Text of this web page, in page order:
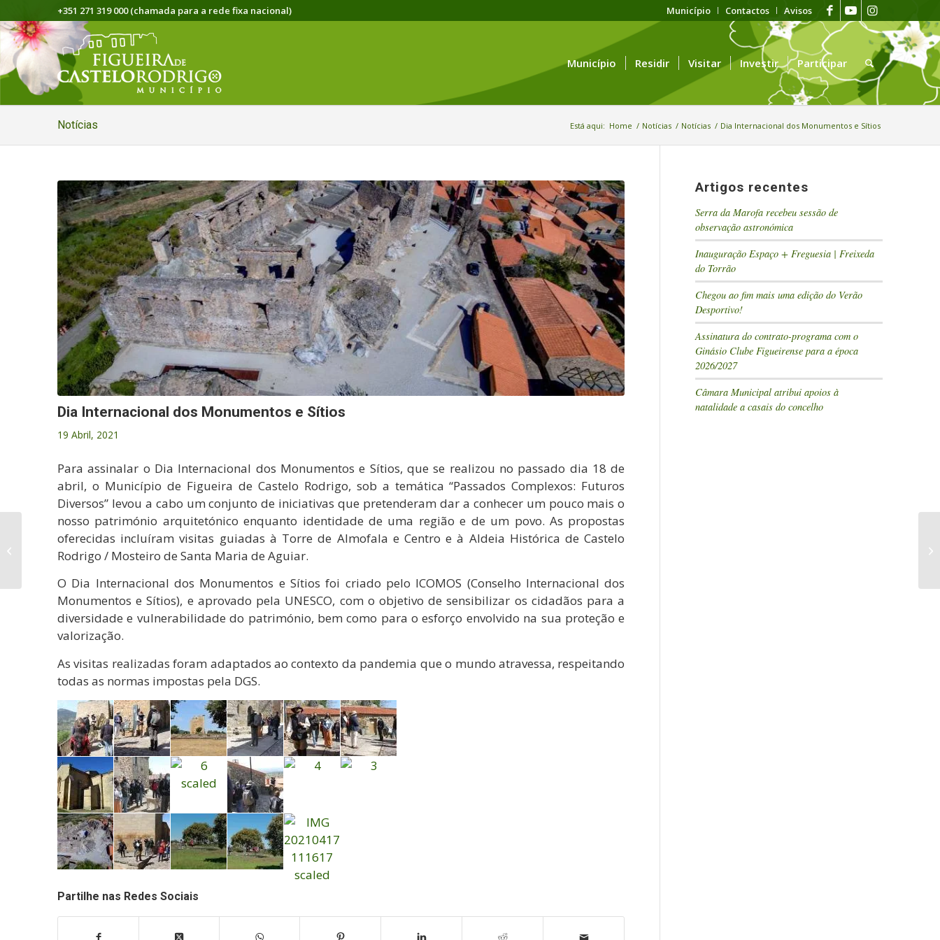
Município Contactos Avisos
+351 271 319 000 (chamada para a rede fixa nacional)
Município Residir Visitar Investir Participar
Notícias Está aqui: Home / Notícias / Notícias / Dia Internacional dos Monumentos e Sítios
Dia Internacional dos Monumentos e Sítios
19 Abril, 2021
Para assinalar o Dia Internacional dos Monumentos e Sítios, que se realizou no passado dia 18 de
abril, o Município de Figueira de Castelo Rodrigo, sob a temática “Passados Complexos: Futuros
Diversos” levou a cabo um conjunto de iniciativas que pretenderam dar a conhecer um pouco mais o
nosso património arquitetónico enquanto identidade de uma região e de um povo. As propostas
oferecidas incluíram visitas guiadas à Torre de Almofala e Centro e à Aldeia Histórica de Castelo
Rodrigo / Mosteiro de Santa Maria de Aguiar.
O Dia Internacional dos Monumentos e Sítios foi criado pelo ICOMOS (Conselho Internacional dos
Monumentos e Sítios), e aprovado pela UNESCO, com o objetivo de sensibilizar os cidadãos para a
diversidade e vulnerabilidade do património, bem como para o esforço envolvido na sua proteção e
valorização.
As visitas realizadas foram adaptados ao contexto da pandemia que o mundo atravessa, respeitando
todas as normas impostas pela DGS.
Partilhe nas Redes Sociais
Artigos recentes
Serra da Marofa recebeu sessão de
observação astronómica
Inauguração Espaço + Freguesia | Freixeda
do Torrão
Chegou ao fim mais uma edição do Verão
Desportivo!
Assinatura do contrato-programa com o
Ginásio Clube Figueirense para a época
2026/2027
Câmara Municipal atribui apoios à
natalidade a casais do concelho
O Município de
Figueira de Castelo
Rodrigo adere à